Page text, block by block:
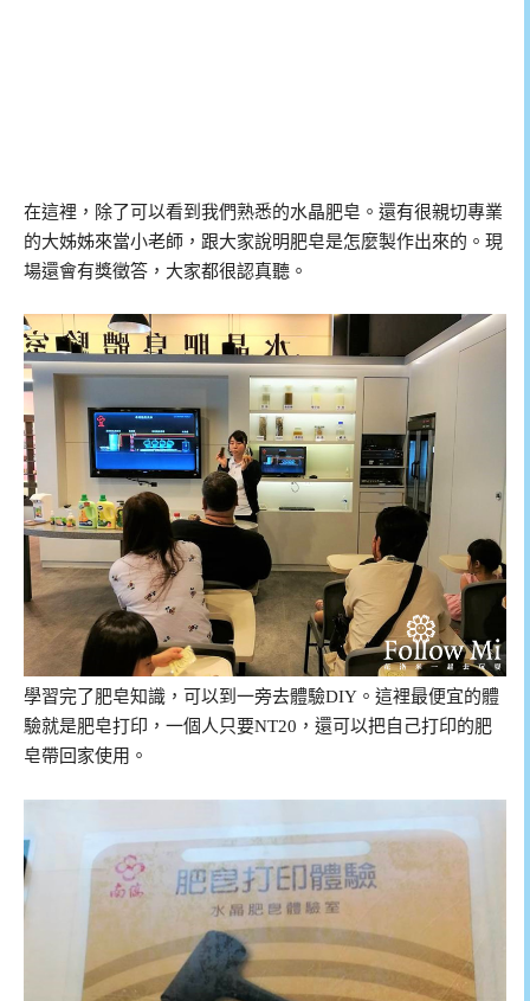
在這裡，除了可以看到我們熟悉的水晶肥皂。還有很親切專業
的大姊姊來當小老師，跟大家說明肥皂是怎麼製作出來的。現
場還會有獎徵答，大家都很認真聽。
學習完了肥皂知識，可以到一旁去體驗DIY。這裡最便宜的體
驗就是肥皂打印，一個人只要NT20，還可以把自己打印的肥
皂帶回家使用。